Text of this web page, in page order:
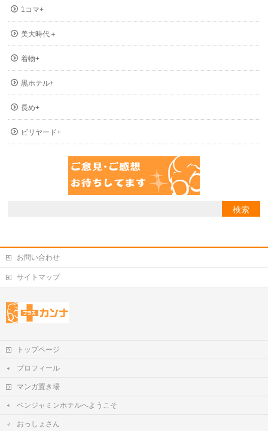
1コマ+
美大時代＋
着物+
黒ホテル+
長め+
ビリヤード+
お問い合わせ
サイトマップ
トップページ
プロフィール
マンガ置き場
ベンジャミンホテルへようこそ
おっしょさん